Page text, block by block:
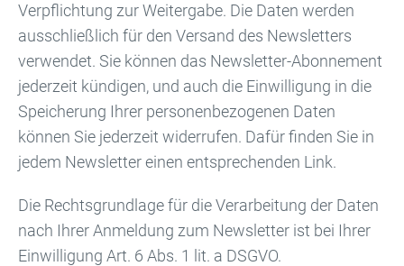
Verpflichtung zur Weitergabe. Die Daten werden
ausschließlich für den Versand des Newsletters
verwendet. Sie können das Newsletter-Abonnement
jederzeit kündigen, und auch die Einwilligung in die
Speicherung Ihrer personenbezogenen Daten
können Sie jederzeit widerrufen. Dafür finden Sie in
jedem Newsletter einen entsprechenden Link.
Die Rechtsgrundlage für die Verarbeitung der Daten
nach Ihrer Anmeldung zum Newsletter ist bei Ihrer
Einwilligung Art. 6 Abs. 1 lit. a DSGVO.